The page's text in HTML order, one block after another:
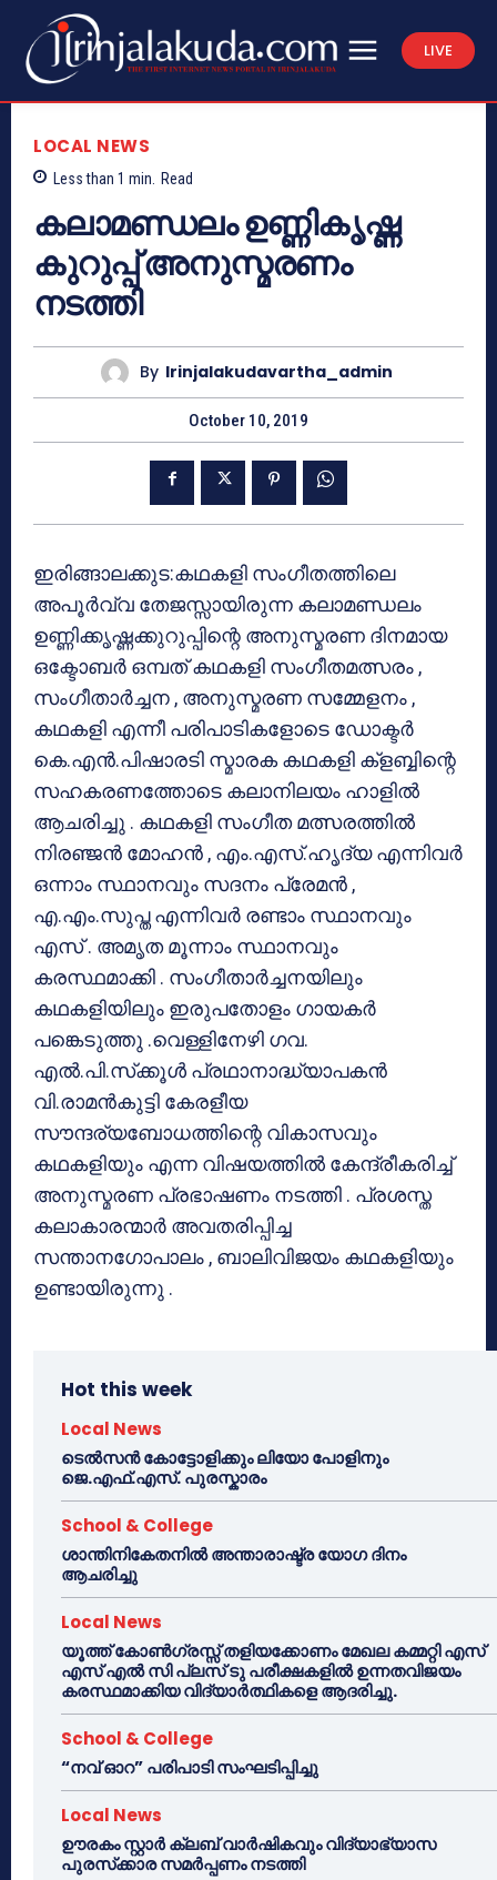
LIVE
LOCAL NEWS
Less than 1 min. Read
കലാമണ്ഡലം ഉണ്ണികൃഷ്ണ
കുറുപ്പ് അനുസ്മരണം
നടത്തി
By Irinjalakudavartha_admin
October 10, 2019
ഇരിങ്ങാലക്കുട:കഥകളി സംഗീതത്തിലെ
അപൂര്‍വ്വ തേജസ്സായിരുന്ന കലാമണ്ഡലം
ഉണ്ണിക്കൃഷ്ണക്കുറുപ്പിന്റെ അനുസ്മരണ ദിനമായ
ഒക്ടോബര്‍ ഒമ്പത് കഥകളി സംഗീതമത്സരം ,
സംഗീതാര്‍ച്ചന , അനുസ്മരണ സമ്മേളനം ,
കഥകളി എന്നീ പരിപാടികളോടെ ഡോക്ടര്‍
കെ.എന്‍.പിഷാരടി സ്മാരക കഥകളി ക്‌ളബ്ബിന്റെ
സഹകരണത്തോടെ കലാനിലയം ഹാളില്‍
ആചരിച്ചു . കഥകളി സംഗീത മത്സരത്തില്‍
നിരഞ്ജന്‍ മോഹന്‍ , എം.എസ്.ഹൃദ്യ എന്നിവര്‍
ഒന്നാം സ്ഥാനവും സദനം പ്രേമന്‍ ,
എ.എം.സുപ്ത എന്നിവര്‍ രണ്ടാം സ്ഥാനവും
എസ് . അമൃത മൂന്നാം സ്ഥാനവും
കരസ്ഥമാക്കി . സംഗീതാര്‍ച്ചനയിലും
കഥകളിയിലും ഇരുപതോളം ഗായകര്‍
പങ്കെടുത്തു .വെള്ളിനേഴി ഗവ.
എല്‍.പി.സ്‌ക്കൂള്‍ പ്രഥാനാദ്ധ്യാപകന്‍
വി.രാമന്‍കുട്ടി കേരളീയ
സൗന്ദര്യബോധത്തിന്റെ വികാസവും
കഥകളിയും എന്ന വിഷയത്തില്‍ കേന്ദ്രീകരിച്ച്
അനുസ്മരണ പ്രഭാഷണം നടത്തി . പ്രശസ്ത
കലാകാരന്മാര്‍ അവതരിപ്പിച്ച
സന്താനഗോപാലം , ബാലിവിജയം കഥകളിയും
ഉണ്ടായിരുന്നു .
Hot this week
Local News
ടെൽസൻ കോട്ടോളിക്കും ലിയോ പോളിനും
ജെ.എഫ്.എസ്. പുരസ്കാരം
School & College
ശാന്തിനികേതനിൽ അന്താരാഷ്ട്ര യോഗ ദിനം
ആചരിച്ചു
Local News
യൂത്ത് കോൺഗ്രസ്സ് തളിയക്കോണം മേഖല കമ്മറ്റി എസ്
എസ് എൽ സി പ്ലസ് ടു പരീക്ഷകളിൽ ഉന്നതവിജയം
കരസ്ഥമാക്കിയ വിദ്യാർത്ഥികളെ ആദരിച്ചു.
School & College
“നവ് ഓറ” പരിപാടി സംഘടിപ്പിച്ചു
Local News
ഊരകം സ്റ്റാർ ക്ലബ് വാർഷികവും വിദ്യാഭ്യാസ
പുരസ്‌ക്കാര സമർപ്പണം നടത്തി